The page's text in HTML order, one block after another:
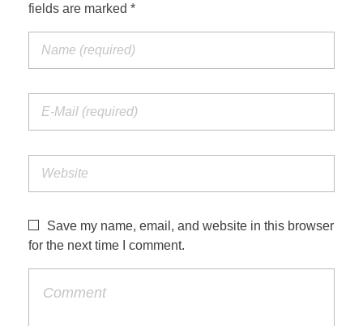
fields are marked *
Save my name, email, and website in this browser
for the next time I comment.